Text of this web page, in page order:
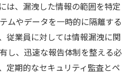
は、漏洩した情報の範囲を特定
ムやデータを一時的に隔離する
従業員に対しては情報漏洩に関
し、迅速な報告体制を整える必
定期的なセキュリティ監査とペ